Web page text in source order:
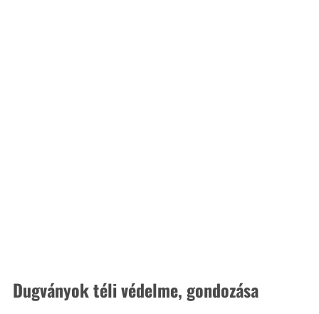
Dugványok téli védelme, gondozása